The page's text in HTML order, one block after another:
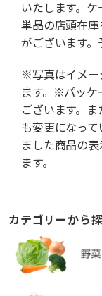
いたします。ケ
単品の店頭在
がございます。
※写真はイメー
ます。※パッケ
ございます。
も変更になっ
ました商品の
ます。
カテゴリーから